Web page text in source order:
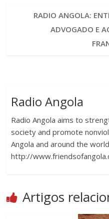
RADIO ANGOLA:
ADVOGADO E
Radio Angola
Radio Angola aims to
society and promote
Angola and around the
http://
Artigos